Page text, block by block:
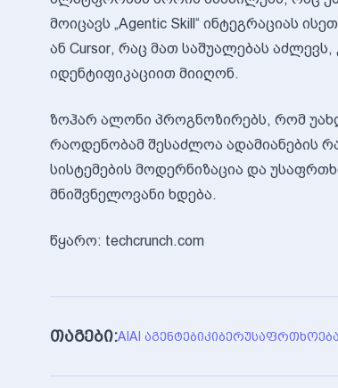
მოიცავს „Agentic Skill“ ინტეგრაციას
ან Cursor, რაც მათ საშუალებას
იდენტიფიკაციით მიიღონ.
ზოჰარ ალონი პროგნოზირებს, რომ
რაოდენობამ შესაძლოა ადამიანების
სისტემების მოდერნიზაცია და
მნიშვნელოვანი ხდება.
წყარო: techcrunch.com
თაგები:AI AI ᲐᲒᲔᲜᲢᲔᲑᲘᲙᲘᲑᲔᲠᲣᲡᲐᲤᲠᲗᲮᲝᲔᲑᲐ